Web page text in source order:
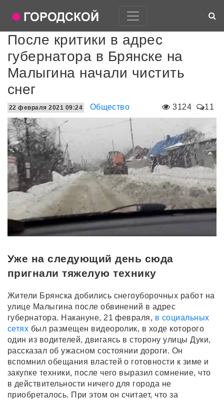
После критики в адрес
губернатора в Брянске на
Малыгина начали чистить
снег
3124 11
22 февраля 2021 09:24 Общество
Уже на следующий день сюда
пригнали тяжелую технику
Жители Брянска добились снегоуборочных работ на
улице Малыгина после обвинений в адрес
губернатора. Накануне, 21 февраля, в социальных
сетях был размещен видеоролик, в ходе которого
один из водителей, двигаясь в сторону улицы Дуки,
рассказал об ужасном состоянии дороги. Он
вспомнил обещания властей о готовности к зиме и
закупке техники, после чего выразил сомнение, что
в действительности ничего для города не
приобреталось. При этом он считает, что за